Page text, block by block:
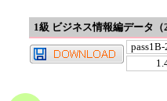
1級 ビジネス情報編データ（